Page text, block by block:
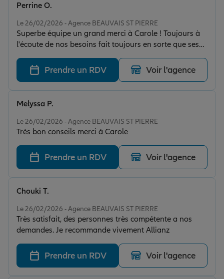
Le 26/02/2026 - Agence BEAUVAIS ST PIERRE
Superbe équipe un grand merci à Carole ! Toujours à
l'écoute de nos besoins fait toujours en sorte que ses
clients soient satisfait !!! Je recommande très fortement
Perrine O.
Prendre un RDV Voir l'agence
Le 26/02/2026 - Agence BEAUVAIS ST PIERRE
Très bon conseils merci à Carole
Melyssa P.
Prendre un RDV Voir l'agence
Le 26/02/2026 - Agence BEAUVAIS ST PIERRE
Très satisfait, des personnes très compétente a nos
demandes. Je recommande vivement Allianz
Chouki T.
Prendre un RDV Voir l'agence